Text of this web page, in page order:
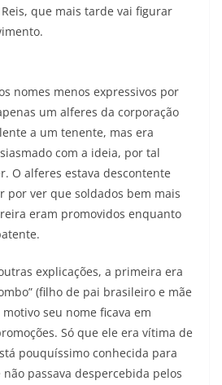
que mais tarde vai figurar
nomes menos expressivos por
um alferes da corporação
a um tenente, mas era
com a ideia, por tal
O alferes estava descontente
por ver que soldados bem mais
eram promovidos enquanto
explicações, a primeira era
(filho de pai brasileiro e mãe
seu nome ficava em
Só que ele era vítima de
pouquíssimo conhecida para
passava despercebida pelos